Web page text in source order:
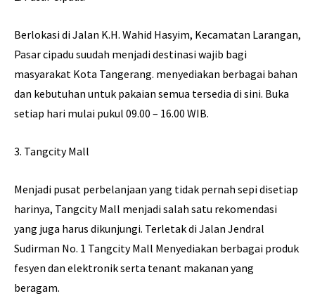
Berlokasi di Jalan K.H. Wahid Hasyim, Kecamatan Larangan,
Pasar cipadu suudah menjadi destinasi wajib bagi
masyarakat Kota Tangerang. menyediakan berbagai bahan
dan kebutuhan untuk pakaian semua tersedia di sini. Buka
setiap hari mulai pukul 09.00 – 16.00 WIB.
3. Tangcity Mall
Menjadi pusat perbelanjaan yang tidak pernah sepi disetiap
harinya, Tangcity Mall menjadi salah satu rekomendasi
yang juga harus dikunjungi. Terletak di Jalan Jendral
Sudirman No. 1 Tangcity Mall Menyediakan berbagai produk
fesyen dan elektronik serta tenant makanan yang
beragam.